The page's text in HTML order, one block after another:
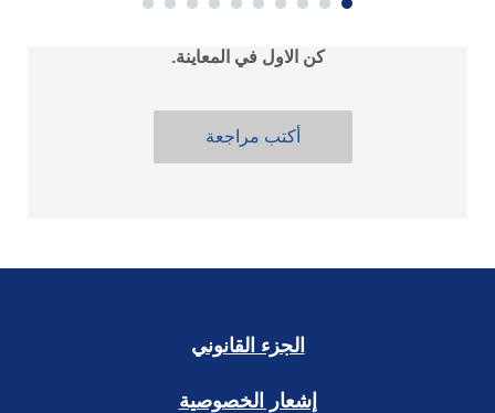
كن الاول في المعاينة.
أكتب مراجعة
الجزء القانوني
إشعار الخصوصية